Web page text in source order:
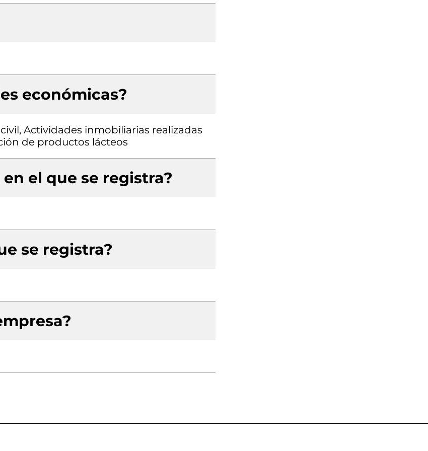
económicas?
Actividades inmobiliarias realizadas
de productos lácteos
el que se registra?
se registra?